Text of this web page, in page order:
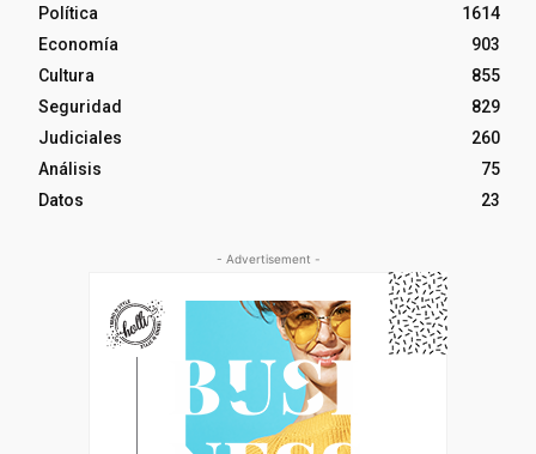
Política
1614
Economía
903
Cultura
855
Seguridad
829
Judiciales
260
Análisis
75
Datos
23
- Advertisement -